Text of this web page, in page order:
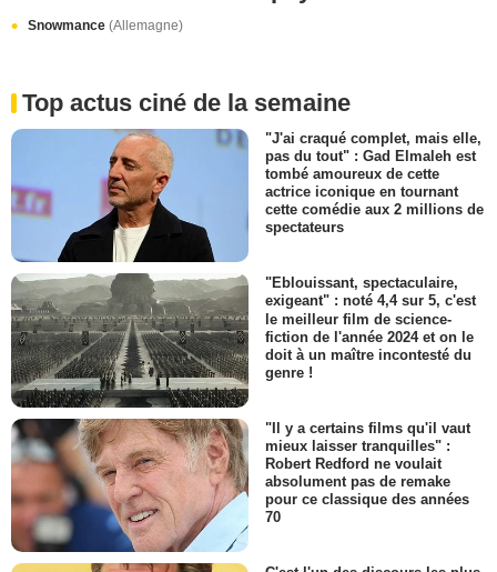
Snowmance (Allemagne)
Top actus ciné de la semaine
"J'ai craqué complet, mais elle,
pas du tout" : Gad Elmaleh est
tombé amoureux de cette
actrice iconique en tournant
cette comédie aux 2 millions de
spectateurs
"Eblouissant, spectaculaire,
exigeant" : noté 4,4 sur 5, c'est
le meilleur film de science-
fiction de l'année 2024 et on le
doit à un maître incontesté du
genre !
"Il y a certains films qu'il vaut
mieux laisser tranquilles" :
Robert Redford ne voulait
absolument pas de remake
pour ce classique des années
70